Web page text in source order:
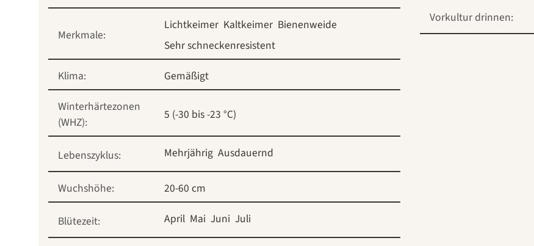
Merkmale:
Lichtkeimer Kaltkeimer Bienenweide
Sehr schneckenresistent
Klima:
Gemäßigt
Winterhärtezonen
(WHZ):
5 (-30 bis -23 °C)
Lebenszyklus: Mehrjährig Ausdauernd
Wuchshöhe: 20-60 cm
Blütezeit: April Mai Juni Juli
Vorkultur drinnen: